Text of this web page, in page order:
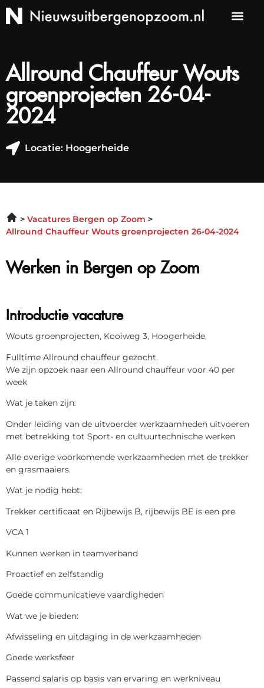
Allround Chauffeur Wouts
groenprojecten 26-04-
2024
Locatie: Hoogerheide
Vacatures Bergen op Zoom
Allround Chauffeur Wouts groenprojecten 26-04-2024
Werken in Bergen op Zoom
Introductie vacature
Wouts groenprojecten, Kooiweg 3, Hoogerheide,
Fulltime Allround chauffeur gezocht.
We zijn opzoek naar een Allround chauffeur voor 40 per
week
Wat je taken zijn:
Onder leiding van de uitvoerder werkzaamheden uitvoeren
met betrekking tot Sport- en cultuurtechnische werken
Alle overige voorkomende werkzaamheden met de trekker
en grasmaaiers.
Wat je nodig hebt:
Trekker certificaat en Rijbewijs B, rijbewijs BE is een pre
VCA 1
Kunnen werken in teamverband
Proactief en zelfstandig
Goede communicatieve vaardigheden
Wat we je bieden:
Afwisseling en uitdaging in de werkzaamheden
Goede werksfeer
Passend salaris op basis van ervaring en werkniveau